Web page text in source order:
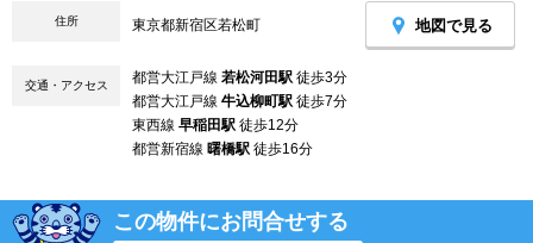
住所 東京都新宿区若松町 地図で見る
交通・アクセス 都営大江戸線 若松河田駅 徒歩3分
都営大江戸線 牛込柳町駅 徒歩7分
東西線 早稲田駅 徒歩12分
都営新宿線 曙橋駅 徒歩16分
この物件にお問合せする